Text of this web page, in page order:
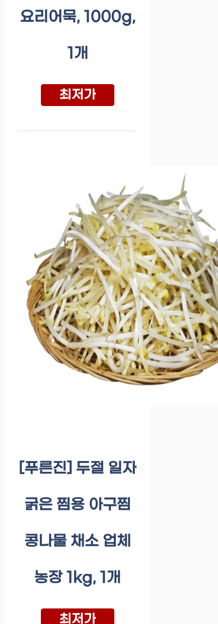
요리어묵, 1000g,
1개
최저가
[푸른진] 두절 일자
굵은 찜용 아구찜
콩나물 채소 업체
농장 1kg, 1개
최저가